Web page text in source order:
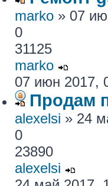
marko » 07
0
31125
marko
07 июн 2017,
Продам
alexelsi » 24
0
23890
alexelsi